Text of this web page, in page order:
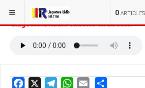
0
ESTÀS AQUÍ: INICI
Llagostera Ràdio emissió en directe: